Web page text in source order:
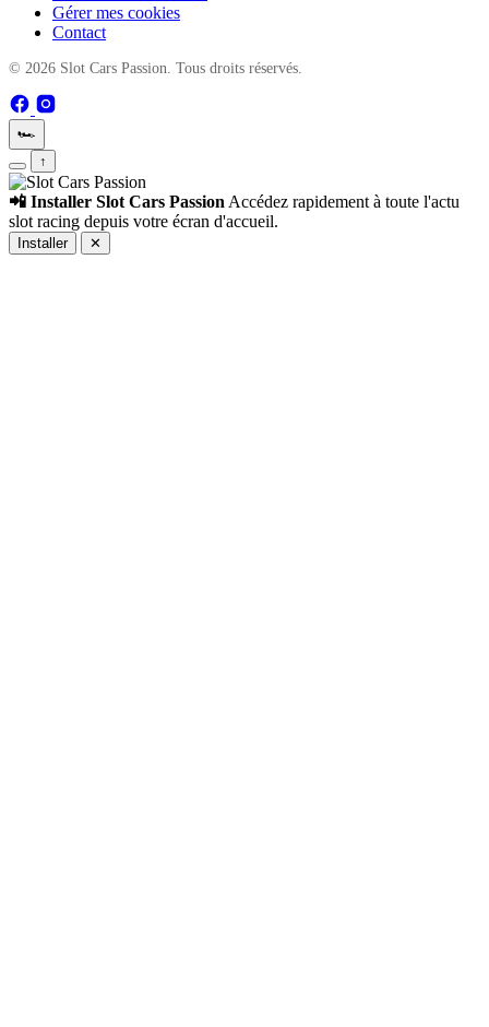
Gérer mes cookies
Contact
© 2026 Slot Cars Passion. Tous droits réservés.
🏎️
↑
📲 Installer Slot Cars Passion Accédez rapidement à toute l'actu
slot racing depuis votre écran d'accueil.
Installer ✕